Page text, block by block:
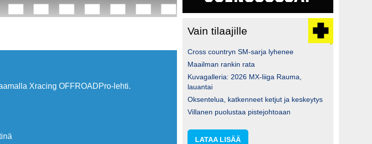
Xracing OFFROADPro-lehti.
Vain tilaajille
Cross countryn SM-sarja lyhenee
Maailman rankin rata
Kuvagalleria: 2026 MX-liiga Rauma,
lauantai
Oksentelua, katkenneet ketjut ja keskeytys
Villanen puolustaa pistejohtoaan
LATAA LISÄÄ